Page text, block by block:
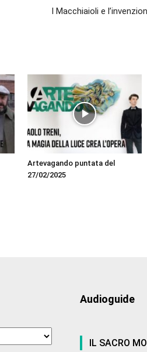
I Macchiaioli e
Artevagando puntata del
27/02/2025
Audioguide
IL SACRO